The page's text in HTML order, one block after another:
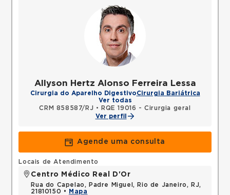
Allyson Hertz Alonso Ferreira Lessa
Cirurgia do Aparelho DigestivoCirurgia Bariátrica
Ver todas
CRM 858587/RJ •
RQE 19016 - Cirurgia geral
Ver perfil
Agende uma consulta
Locais de Atendimento
Centro Médico Real D'Or
Rua do Capelao, Padre Miguel, Rio de Janeiro, RJ,
21810150 •
Mapa